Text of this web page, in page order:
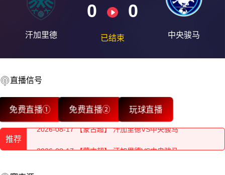
汗加里德
0 0
已结束 中央骏马
直播信号
免费直播① 免费直播② 玩球直播
推荐
2026-08-17 【蒙古超】 汗加里德VS中央骏马
2026-08-17 【蒙古超】 汗加里德VS中央骏马